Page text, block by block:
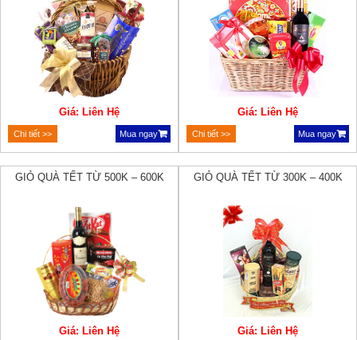
Giá: Liên Hệ
Chi tiết >> Mua ngay
Giá: Liên Hệ
Chi tiết >> Mua ngay
GIỎ QUÀ TẾT TỪ 500K – 600K
Giá: Liên Hệ
GIỎ QUÀ TẾT TỪ 300K – 400K
Giá: Liên Hệ